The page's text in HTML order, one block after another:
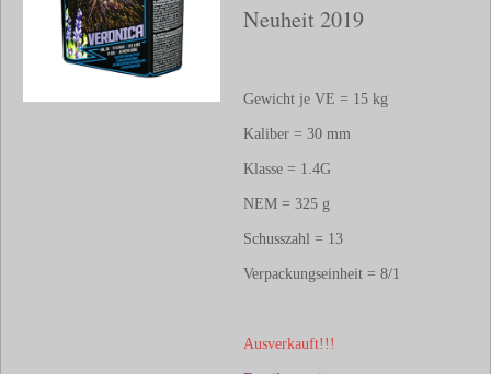
Neuheit 2019
Gewicht je VE = 15 kg
Kaliber = 30 mm
Klasse = 1.4G
NEM = 325 g
Schusszahl = 13
Verpackungseinheit = 8/1
Ausverkauft!!!